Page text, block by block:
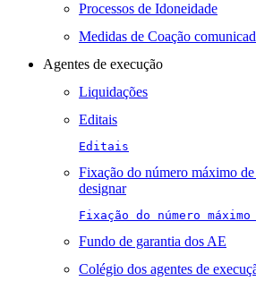
Processos de Idoneidade
Medidas de Coação
Agentes de execução
Liquidações
Editais
Editais
Fixação do número máximo
designar
Fixação do número
Fundo de garantia dos AE
Colégio dos agentes de